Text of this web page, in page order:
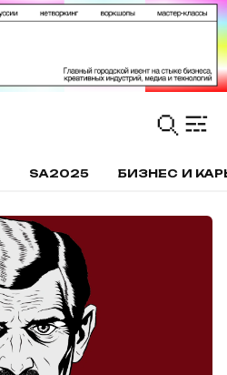
SA2025 БИЗНЕС И